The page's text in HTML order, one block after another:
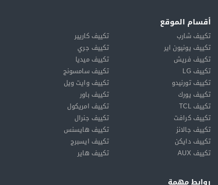
أقسام الموقع
تكييف شارب
تكييف كاريير
تكييف يونيون اير
تكييف جري
تكييف فريش
تكييف ميديا
تكييف LG
تكييف سامسونج
تكييف تورنيدو
تكييف وايت ويل
تكييف يورك
تكييف باور
تكييف TCL
تكييف امريكول
تكييف كرافت
تكييف جنرال
تكييف جالانز
تكييف هايسنس
تكييف دايكن
تكييف ايسبرج
تكييف AUX
تكييف هاير
روابط مهمة